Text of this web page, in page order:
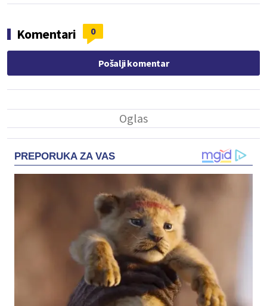
Komentari 0
Pošalji komentar
PREPORUKA ZA VAS